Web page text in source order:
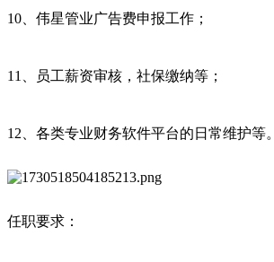
10、伟星管业广告费申报工作；
11、员工薪资审核，社保缴纳等；
12、各类专业财务软件平台的日常维护等。
任职要求：